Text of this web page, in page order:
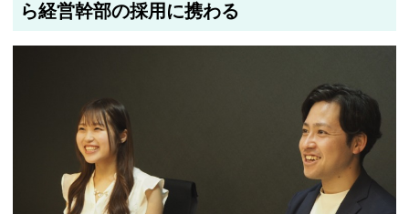
ら経営幹部の採用に携わる